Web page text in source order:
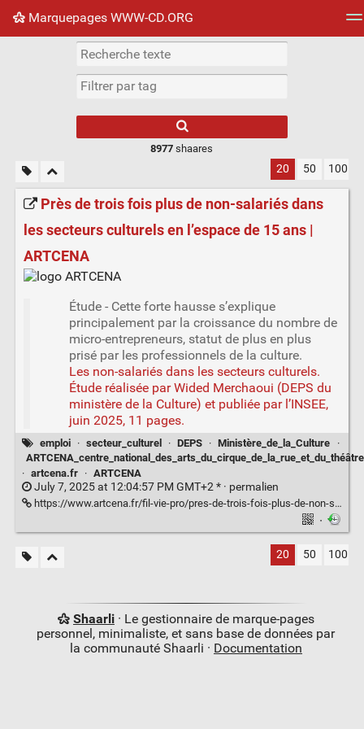
Marquepages WWW-CD.ORG
Nuage de tags Mur d'images
8977 shaares
20 50 100
Près de trois fois plus de non-salariés dans
les secteurs culturels en l’espace de 15 ans |
ARTCENA
Étude - Cette forte hausse s’explique
principalement par la croissance du nombre de
micro-entrepreneurs, statut de plus en plus
prisé par les professionnels de la culture.
Les non-salariés dans les secteurs culturels.
Étude réalisée par Wided Merchaoui (DEPS du
ministère de la Culture) et publiée par l’INSEE,
juin 2025, 11 pages.
emploi · secteur_culturel · DEPS · Ministère_de_la_Culture
·
ARTCENA_centre_national_des_arts_du_cirque_de_la_rue_et_du_théâtre
· artcena.fr · ARTCENA
July 7, 2025 at 12:04:57 PM GMT+2 * · permalien
https://www.artcena.fr/fil-vie-pro/pres-de-trois-fois-plus-de-non-salaries-dans-les-secteurs-culturels-en-lespace-de-15
·
20 50 100
Shaarli· Le gestionnaire de marque-pages
personnel, minimaliste, et sans base de données par
la communauté Shaarli · Documentation